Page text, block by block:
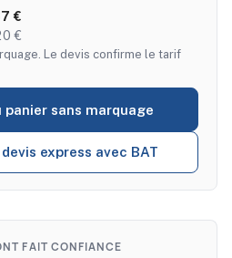
€
€
Le devis confirme le tarif
panier sans marquage
express avec BAT
FAIT CONFIANCE